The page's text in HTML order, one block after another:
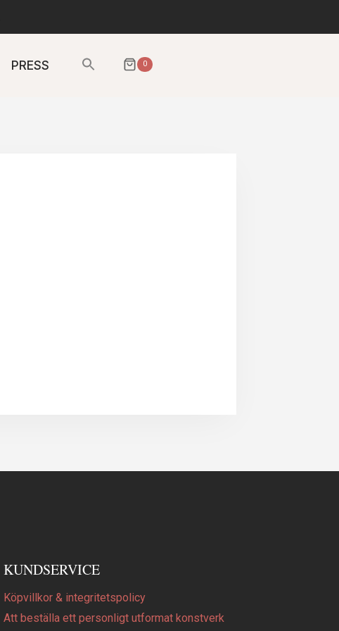
PRESS
Sök
efter:
0
KUNDSERVICE
Köpvillkor & integritetspolicy
Att beställa ett personligt utformat konstverk